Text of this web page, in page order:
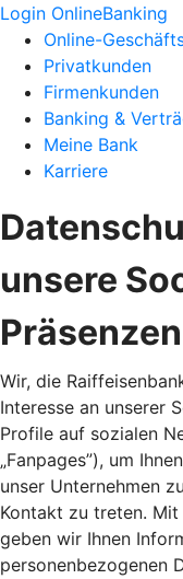
Login OnlineBanking
Online-
Privatkunden
Firmenkunden
Banking &
Meine Bank
Karriere
unsere
Präsenzen
Wir, die
Interesse an unserer
Profile auf sozialen
„Fanpages”), um
unser Unternehmen
Kontakt zu treten.
geben wir Ihnen
personenbezogenen